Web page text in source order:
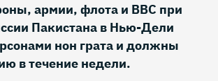
армии, флота и ВВС при
Пакистана в Нью-Дели
нон грата и должны
в течение недели.